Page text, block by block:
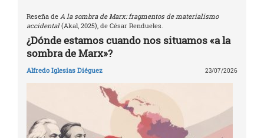
Reseña de A la sombra de Marx: fragmentos de materialismo
accidental(Akal, 2025), de César Rendueles.
¿Dónde estamos cuando nos situamos «a la
sombra de Marx»?
Alfredo Iglesias Diéguez 23/07/2026